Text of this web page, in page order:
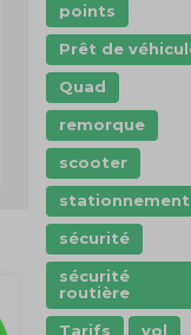
points
Prêt de
Quad
remorque
scooter
stationnement
sécurité
sécurité
routière
Tarifs
vol